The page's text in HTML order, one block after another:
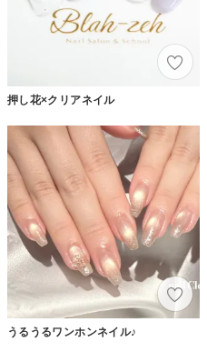
押し花×クリアネイル
うるうるワンホンネイル♪